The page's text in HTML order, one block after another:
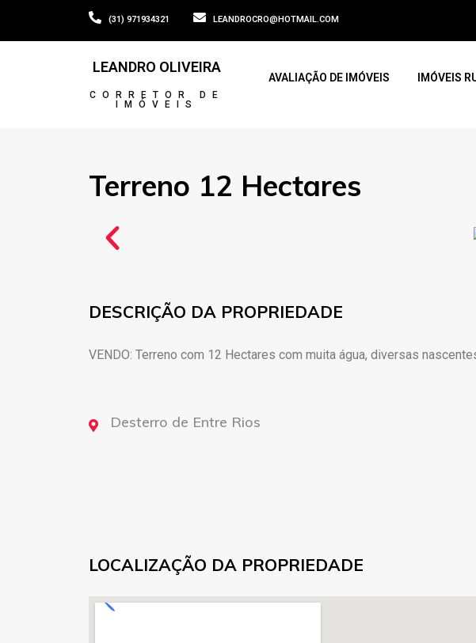
(31) 971934321 LEANDROCRO@HOTMAIL.COM
LEANDRO OLIVEIRA
CORRETOR DE
IMÓVEIS
AVALIAÇÃO DE IMÓVEIS IMÓVEIS
Terreno 12 Hectares
DESCRIÇÃO DA PROPRIEDADE
VENDO: Terreno com 12 Hectares com muita água, diversas
Desterro de Entre Rios
LOCALIZAÇÃO DA PROPRIEDADE